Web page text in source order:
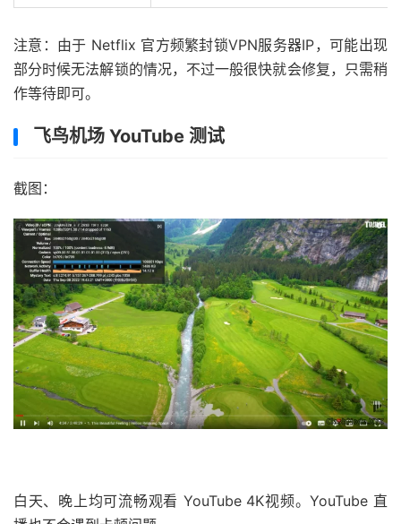
注意：由于 Netflix 官方频繁封锁VPN服务器IP，可能出现
部分时候无法解锁的情况，不过一般很快就会修复，只需稍
作等待即可。
飞鸟机场 YouTube 测试
截图：
白天、晚上均可流畅观看 YouTube 4K视频。YouTube 直